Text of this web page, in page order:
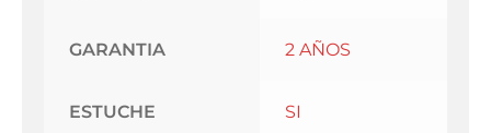
GARANTIA 2 AÑOS
ESTUCHE SI